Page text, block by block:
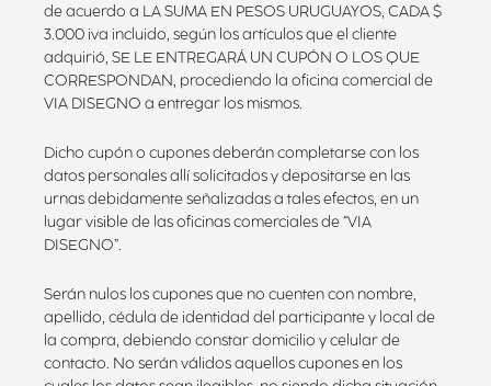
de acuerdo a LA SUMA EN PESOS URUGUAYOS, CADA $
3.000 iva incluido, según los artículos que el cliente
adquirió, SE LE ENTREGARÁ UN CUPÓN O LOS QUE
CORRESPONDAN, procediendo la oficina comercial de
VIA DISEGNO a entregar los mismos.
Dicho cupón o cupones deberán completarse con los
datos personales allí solicitados y depositarse en las
urnas debidamente señalizadas a tales efectos, en un
lugar visible de las oficinas comerciales de “VIA
DISEGNO”.
Serán nulos los cupones que no cuenten con nombre,
apellido, cédula de identidad del participante y local de
la compra, debiendo constar domicilio y celular de
contacto. No serán válidos aquellos cupones en los